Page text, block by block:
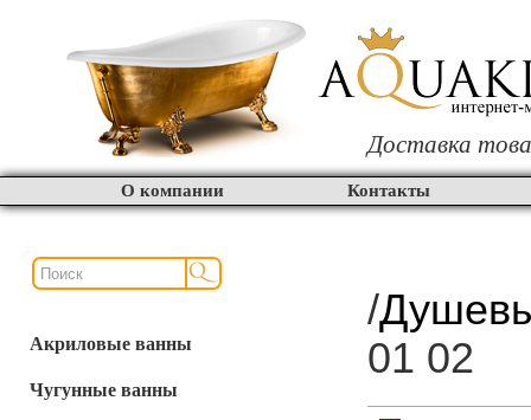
Доставка
О компании Контакты
Акриловые ванны
Чугунные ванны
/
01 02